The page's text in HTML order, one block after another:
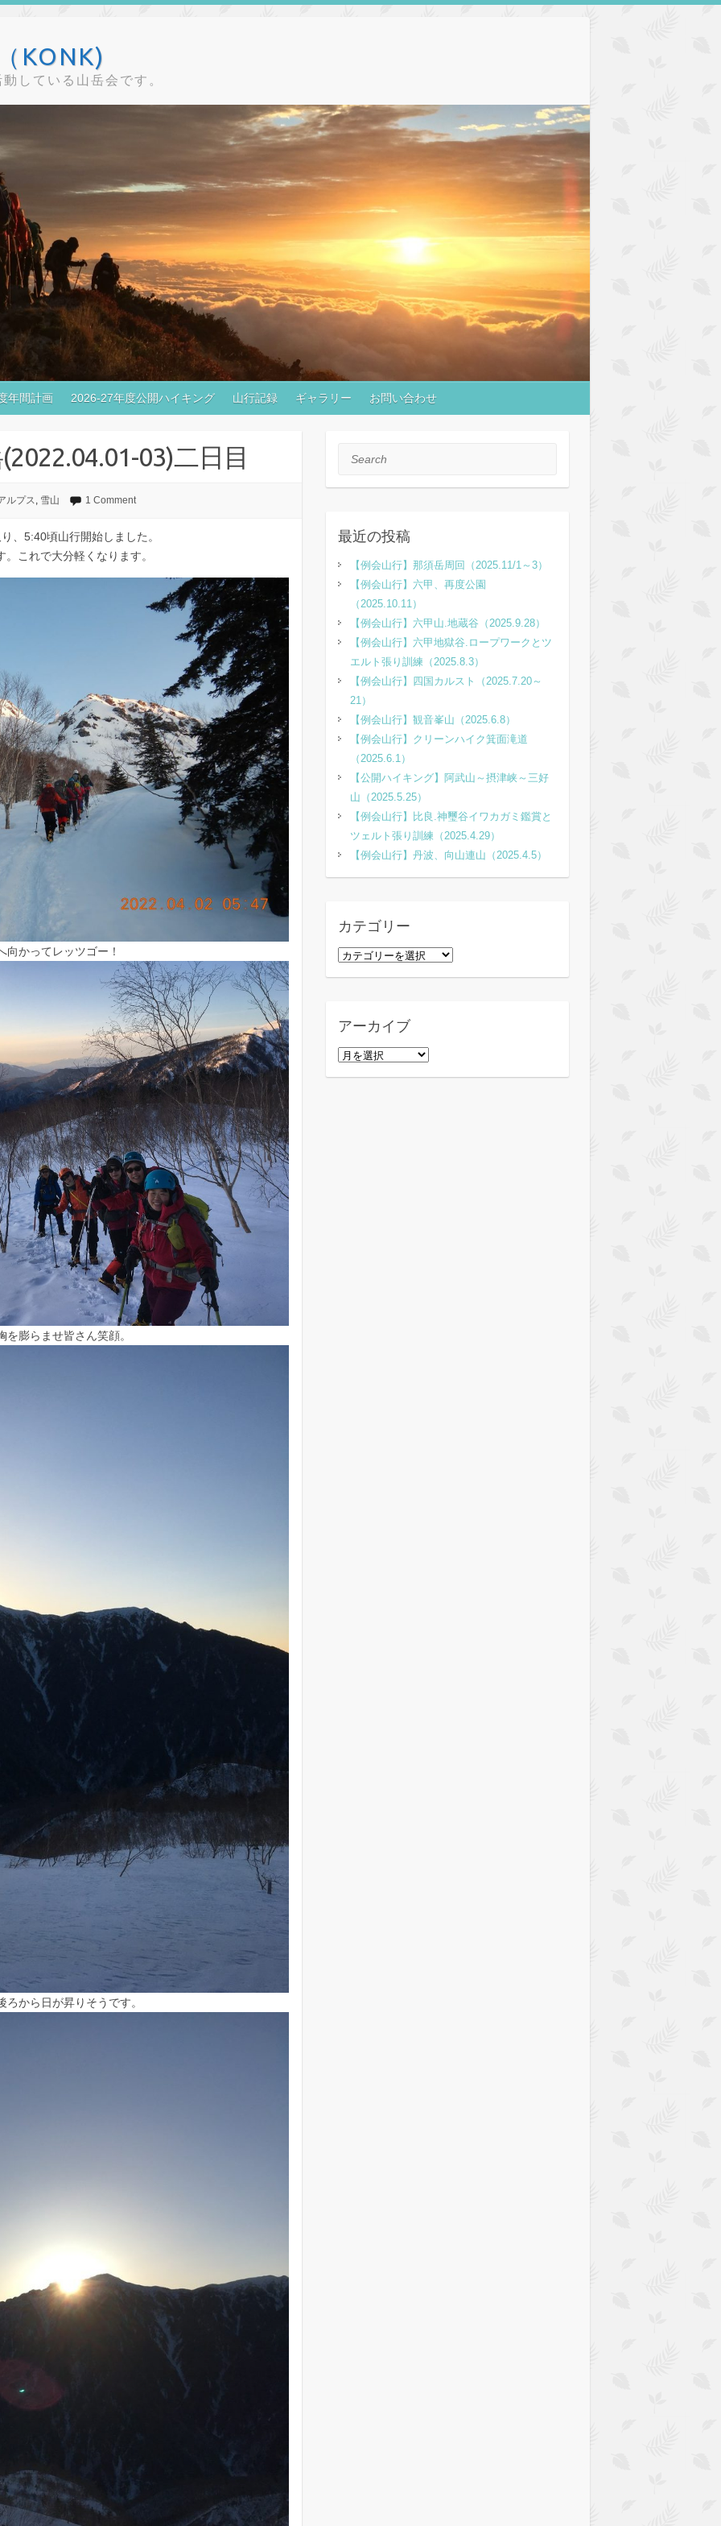
KONK)
している山岳会です。
年間計画 2026-27年度公開ハイキング 山行記録 ギャラリー お問い合わせ
03)二日目
ルプス, 雪山 1 Comment
、5:40頃山行開始しました。
これで大分軽くなります。
向かってレッツゴー！
を膨らませ皆さん笑顔。
ろから日が昇りそうです。
Search
最近の投稿
【例会山行】那須岳周回（2025.11/1～3）
【例会山行】六甲、再度公園
（2025.10.11）
【例会山行】六甲山.地蔵谷（2025.9.28）
【例会山行】六甲地獄谷.ロープワークとツ
エルト張り訓練（2025.8.3）
【例会山行】四国カルスト（2025.7.20～
21）
【例会山行】観音峯山（2025.6.8）
【例会山行】クリーンハイク箕面滝道
（2025.6.1）
【公開ハイキング】阿武山～摂津峡～三好
山（2025.5.25）
【例会山行】比良.神璽谷イワカガミ鑑賞と
ツェルト張り訓練（2025.4.29）
【例会山行】丹波、向山連山（2025.4.5）
カテゴリー
カ
テ
ー
アーカイブ
ア
ー